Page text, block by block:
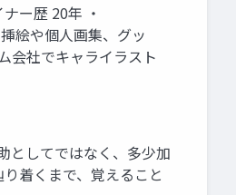
ー歴 20年 ・
絵や個人画集、グッ
会社でキャライラスト
としてではなく、多少加
着くまで、覚えること